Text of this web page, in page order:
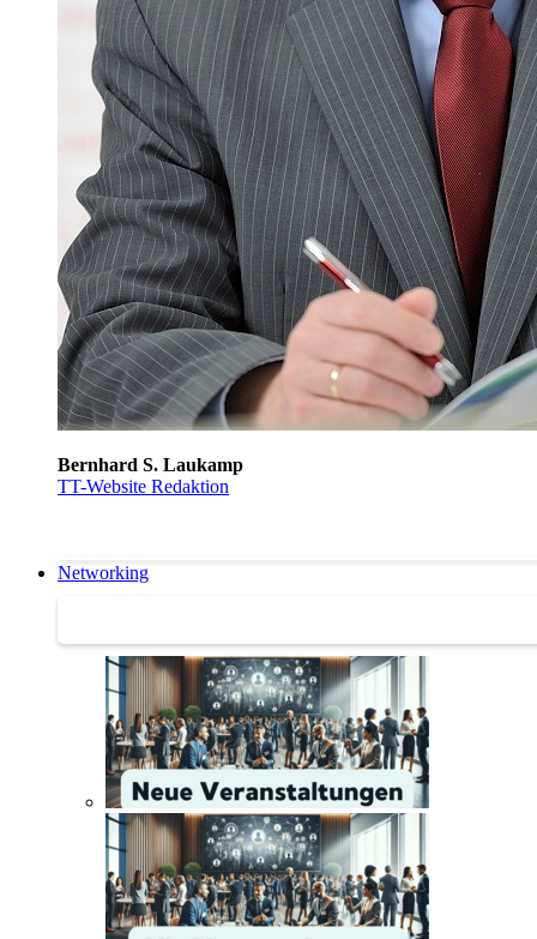
Bernhard S. Laukamp
TT-Website Redaktion
Networking